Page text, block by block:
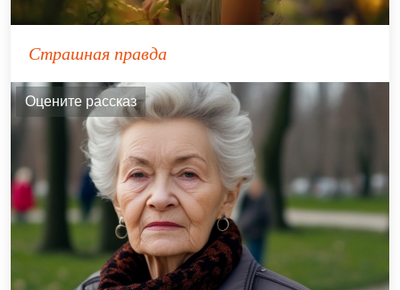
Страшная правда
Оцените рассказ